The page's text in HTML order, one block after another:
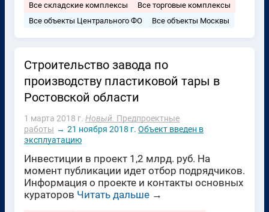
Все складские комплексы
Все торговые комплексы
Все объекты Центрального ФО
Все объекты Москвы
Строительство завода по
производству пластиковой тары в
Ростовской области
1 марта 2018 г. Новый. Предпроектные
работы → 21 ноября 2018 г. Объект введен в
эксплуатацию
Инвестиции в проект 1,2 млрд. руб. На
момент публикации идет отбор подрядчиков.
Информация о проекте и контакты основных
кураторов Читать дальше →